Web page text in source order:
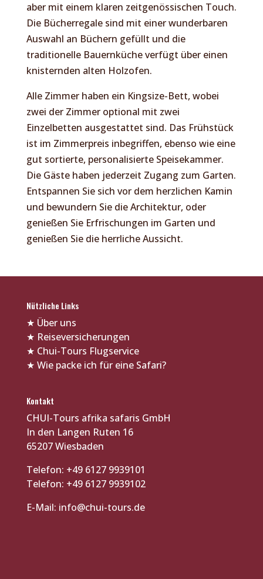
aber mit einem klaren zeitgenössischen Touch.
Die Bücherregale sind mit einer wunderbaren
Auswahl an Büchern gefüllt und die
traditionelle Bauernküche verfügt über einen
knisternden alten Holzofen.
Alle Zimmer haben ein Kingsize-Bett, wobei
zwei der Zimmer optional mit zwei
Einzelbetten ausgestattet sind. Das Frühstück
ist im Zimmerpreis inbegriffen, ebenso wie eine
gut sortierte, personalisierte Speisekammer.
Die Gäste haben jederzeit Zugang zum Garten.
Entspannen Sie sich vor dem herzlichen Kamin
und bewundern Sie die Architektur, oder
genießen Sie Erfrischungen im Garten und
genießen Sie die herrliche Aussicht.
Nützliche Links
★ Über uns
★ Reiseversicherungen
★ Chui-Tours Flugservice
★ Wie packe ich für eine Safari?
Kontakt
CHUI-Tours afrika safaris GmbH
In den Langen Ruten 16
65207 Wiesbaden
Telefon: +49 6127 9939101
Telefon: +49 6127 9939102
E-Mail: info@chui-tours.de